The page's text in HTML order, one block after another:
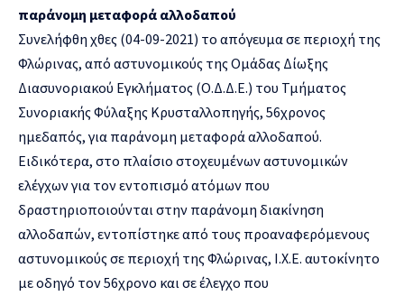
παράνομη μεταφορά αλλοδαπού
Συνελήφθη χθες (04-09-2021) το απόγευμα σε περιοχή της
Φλώρινας, από αστυνομικούς της Ομάδας Δίωξης
Διασυνοριακού Εγκλήματος (Ο.Δ.Δ.Ε.) του Τμήματος
Συνοριακής Φύλαξης Κρυσταλλοπηγής, 56χρονος
ημεδαπός, για παράνομη μεταφορά αλλοδαπού.
Ειδικότερα, στο πλαίσιο στοχευμένων αστυνομικών
ελέγχων για τον εντοπισμό ατόμων που
δραστηριοποιούνται στην παράνομη διακίνηση
αλλοδαπών, εντοπίστηκε από τους προαναφερόμενους
αστυνομικούς σε περιοχή της Φλώρινας, Ι.Χ.Ε. αυτοκίνητο
με οδηγό τον 56χρονο και σε έλεγχο που